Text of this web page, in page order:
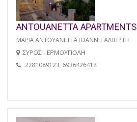
ANTOUANETTA APARTMENTS
ΜΑΡΙΑ ΑΝΤΟΥΑΝΕΤΤΑ ΙΩΑΝΝΗ ΑΛΒΕΡΤΗ
ΣΥΡΟΣ - ΕΡΜΟΥΠΟΛΗ
2281089123, 6936426412